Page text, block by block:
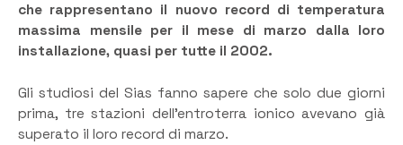
che rappresentano il nuovo record di temperatura
massima mensile per il mese di marzo dalla loro
installazione, quasi per tutte il 2002.
Gli studiosi del Sias fanno sapere che solo due giorni
prima, tre stazioni dell’entroterra ionico avevano già
superato il loro record di marzo.